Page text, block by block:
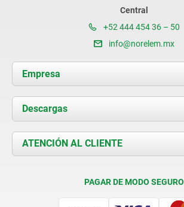
Central
+52 444 454 36 – 50
info@norelem.mx
Empresa
Acerca de nosotros
Novedades
Contacto
Descargas
Documents
ATENCIÓN AL CLIENTE
PAGAR DE MODO SEGURO